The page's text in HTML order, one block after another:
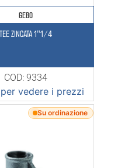
GEBO
TEE ZINCATA 1″1/4
COD: 9334
vedere i prezzi
Su ordinazione